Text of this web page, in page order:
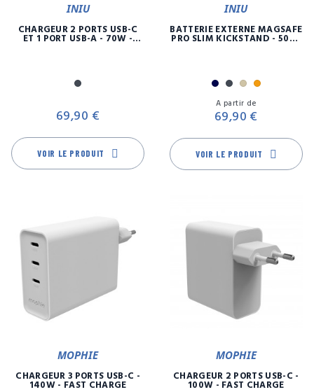
INIU
CHARGEUR 2 PORTS USB-C
ET 1 PORT USB-A - 70W -
Noir
69,90 €
VOIR LE PRODUIT
INIU
BATTERIE EXTERNE MAGSAFE
PRO SLIM KICKSTAND - 5000
Marine
NoirOrOrange
A partir de
69,90 €
VOIR LE PRODUIT
MOPHIE
CHARGEUR 3 PORTS USB-C -
140W - FAST CHARGE
MOPHIE
CHARGEUR 2 PORTS USB-C -
100W - FAST CHARGE